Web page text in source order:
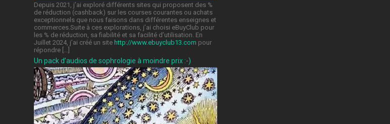
Depuis 2021, j’ai exploré différents sites qui proposent des %
de réduction (cashback) sur les courses courantes ou achats
exceptionnels que nous faisons dans différentes enseignes et
commerces.Suite à ces explorations, j’ai choisi eBuyClub pour
les % de réduction, sa fiabilité et sa facilité d’utilisation. En
Juillet 2024, j’ai créé un sitehttp://www.ebuyclub13.com pour
répondre […]
Un pack d’audios de sophrologie à moindre prix :-)